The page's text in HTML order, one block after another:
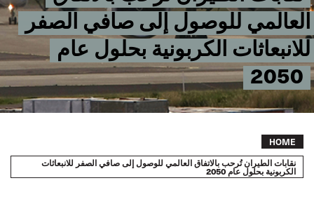
العالمي للوصول إلى صافي الصفر
للانبعاثات الكربونية بحلول عام
2050
Breadcrumb
HOME
نقابات الطيران تُرحب بالاتفاق العالمي للوصول إلى صافي الصفر للانبعاثات
الكربونية بحلول عام 2050